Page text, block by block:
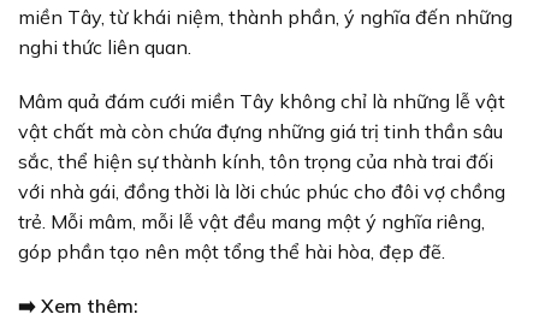
miền Tây, từ khái niệm, thành phần, ý nghĩa đến những
nghi thức liên quan.
Mâm quả đám cưới miền Tây không chỉ là những lễ vật
vật chất mà còn chứa đựng những giá trị tinh thần sâu
sắc, thể hiện sự thành kính, tôn trọng của nhà trai đối
với nhà gái, đồng thời là lời chúc phúc cho đôi vợ chồng
trẻ. Mỗi mâm, mỗi lễ vật đều mang một ý nghĩa riêng,
góp phần tạo nên một tổng thể hài hòa, đẹp đẽ.
➡️ Xem thêm: